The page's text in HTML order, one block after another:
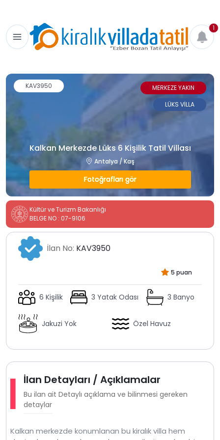
1
Kalkan Merkezde Lüks 6 Kişilik Tatil Villası
Antalya / Kaş
Fotoğrafları gör
KAV3950
MERKEZE YAKIN
LÜKS VİLLA
Kültür ve Turizm Bakanlığı
BELGE NO : 07-9106
İlan No: KAV3950
5 puan
6 Kişilik 3 Yatak Odası 3 Banyo
Jakuzi Yok Özel Havuz
İlan Detayları / Açıklamalar
Bu ilan ait Detaylı açıklama ve bilinmesi gereken
detaylar
Kalkan merkezde konumlanan bu kiralık villa hem